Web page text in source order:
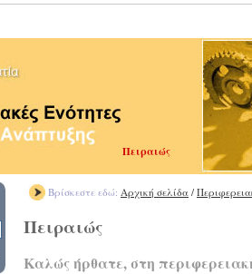
Πειραιώς
Βρίσκεστε εδώ: Αρχική σελίδα /
Πειραιώς
Καλώς ήρθατε, στη